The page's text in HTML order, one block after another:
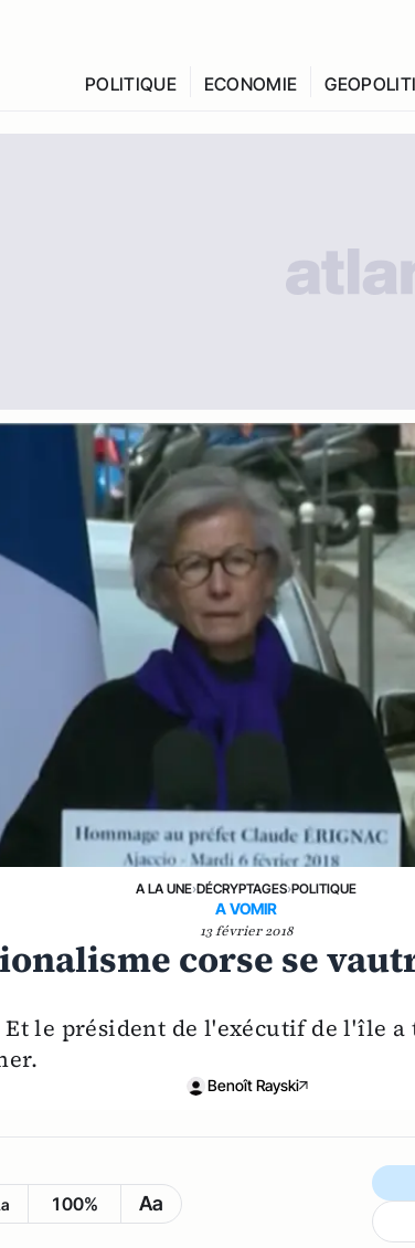
POLITIQUE ECONOMIE
A LA UNE›DÉCRYPTAGES›POLITIQUE
A VOMIR
13 février 2018
corse se
le président de l'exécutif de l'île
Benoît Rayski
100% Aa